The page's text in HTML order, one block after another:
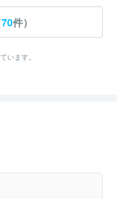
70件）
います。